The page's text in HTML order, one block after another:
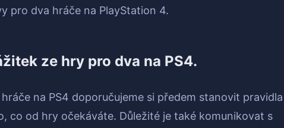
pro dva hráče na PlayStation 4.
ze hry pro dva na PS4.
na PS4 doporučujeme si předem stanovit pravidla
co od hry očekáváte. Důležité je také komunikovat s